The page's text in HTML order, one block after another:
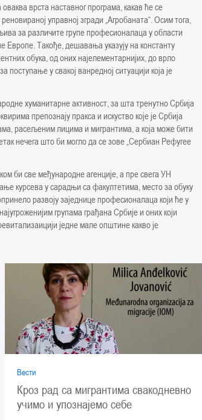
врста наставног програма, какав ће се
управној згради „Агробаната“. Осим тога,
за различите групе професионалаца у области
Европе. Такође, дешавања указују на константу
обука, од оних најелементарнијих, до врло
поступање у свакој ванредној ситуацији која је
хуманитарне активност, за шта тренутно Србија
препознају пракса и искуство које је Србија
расељеним лицима и мигрантима, а која може бити
нечега што би могло да се зове „Сербиан Рефугее
би све међународне агенције, а пре свега УН
курсева у сарадњи са факултетима, место за обуку
развоју заједнице професионалаца који ће у
групама грађана Србије и оних који
једне мале општине какво је
Вести
Кроз рад са мигрантима свакодневно
учимо и упознајемо себе